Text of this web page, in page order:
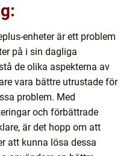
enheter är ett problem
på i sin dagliga
de olika aspekterna av
vara bättre utrustade för
problem. Med
och förbättrade
är det hopp om att
att kunna lösa dessa